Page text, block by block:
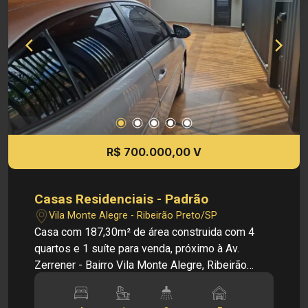
residencial - Fácil acesso a supermercados,
restaurantes, escolas e comércios da cidade
Investimento de Venda: R$ 780.000,00 Cód.:
V35531 Imobiliária Sônia & Ramalho. Para além
de negócios imobiliários, tradição, inovação e
exclusividade! Obs: A imobiliária se reserva ao
direito de alterar qualquer informação referente
aos valores, dados e disponibilidade de seus
imóveis, sem aviso prévio.
R$ 700.000,00 V
Casas Residenciais - Padrão
Vila Monte Alegre - Ribeirão Preto/SP
Casa com 187,30m² de área construida com 4
quartos e 1 suíte para venda, próximo à Av.
Zerrener - Bairro Vila Monte Alegre, Ribeirão
completo, excelente localização. Principais